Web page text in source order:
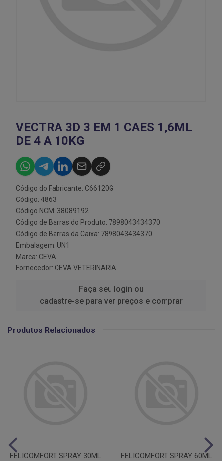
VECTRA 3D 3 EM 1 CAES 1,6ML
DE 4 A 10KG
Código do Fabricante: C66120G
Código: 4863
Código NCM: 38089192
Código de Barras do Produto: 7898043434370
Código de Barras da Caixa: 7898043434370
Embalagem: UN1
Marca: CEVA
Fornecedor: CEVA VETERINARIA
Faça seu login ou
cadastre-se para ver preços e comprar
Produtos Relacionados
FELICOMFORT SPRAY 30ML FELICOMFORT SPRAY 60ML